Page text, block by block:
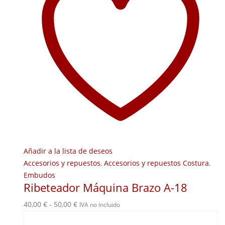
Añadir a la lista de deseos
Accesorios y repuestos, Accesorios y repuestos Costura,
Embudos
Ribeteador Máquina Brazo A-18
40,00 € - 50,00 €Rango
IVA no incluido